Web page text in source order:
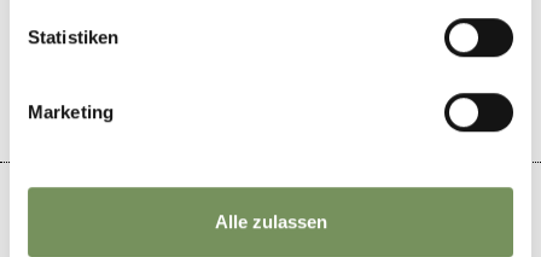
Statistiken
Marketing
Alle zulassen
JA NEIN